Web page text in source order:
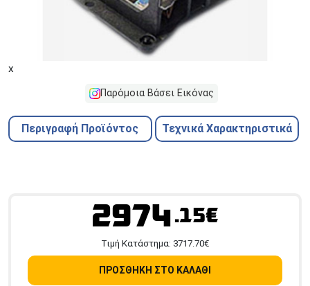
x
Παρόμοια Βάσει Εικόνας
Περιγραφή Προϊόντος Τεχνικά Χαρακτηριστικά
2974.15€
Tιμή Κατάστημα: 3717.70€
ΠΡΟΣΘΗΚΗ ΣΤΟ ΚΑΛΑΘΙ